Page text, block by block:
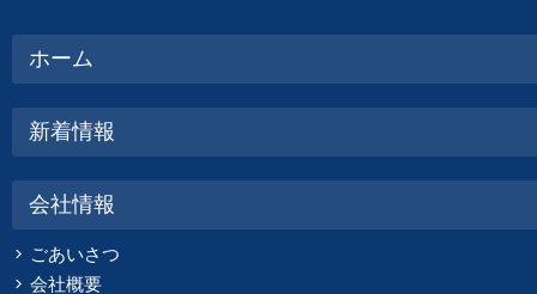
ホーム
新着情報
会社情報
ごあいさつ
会社概要